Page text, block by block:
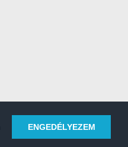
ENGEDÉLYEZEM